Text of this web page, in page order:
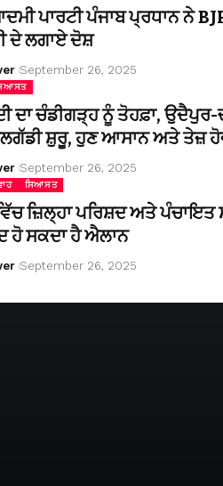
ਪਾਰਟੀ ਪੰਜਾਬ ਪ੍ਰਧਾਨ ਨੇ
ਦੇ ਲਗਾਏ ਦੋਸ਼
September 26, 2025
ਦਾ ਚੰਡੀਗੜ੍ਹ ਨੂੰ ਤੋਹਫ਼ਾ,
ਸ਼ੁਰੂ, ਹੁਣ ਆਸਾਨ ਅਤੇ ਤੇਜ਼
September 26, 2025
ਸਿਆਸਤ
ਜ਼ਿਲ੍ਹਾ ਪਰਿਸ਼ਦ ਅਤੇ ਪੰਚਾਇਤ
ਹੋ ਸਕਦਾ ਹੈ ਐਲਾਨ
September 26, 2025